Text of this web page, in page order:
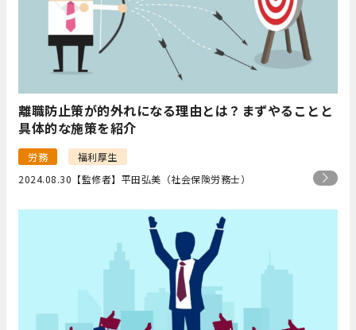
離職防止策が的外れになる理由とは？まずやることと
具体的な施策を紹介
労務
福利厚生
2024.08.30 【監修者】平田弘美（社会保険労務士）